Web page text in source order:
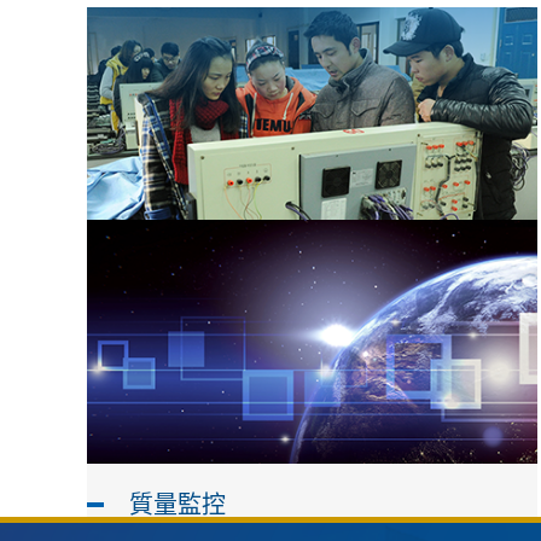
教育教學
質量監控